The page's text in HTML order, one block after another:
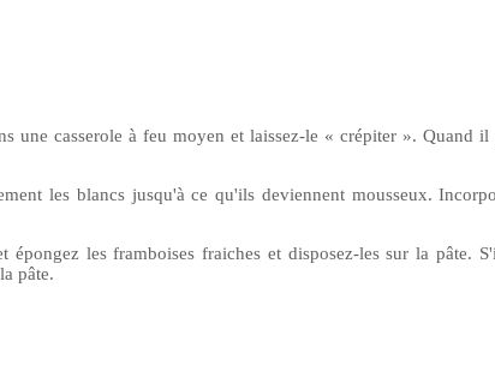
une casserole à feu moyen et laissez-le « crépiter ». Quand il
les blancs jusqu'à ce qu'ils deviennent mousseux.
les framboises fraiches et disposez-les sur la pâte.
pâte.